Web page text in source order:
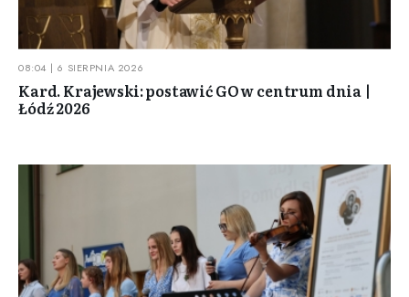
08:04 | 6 SIERPNIA 2026
Kard. Krajewski: postawić GO w centrum dnia |
Łódź 2026